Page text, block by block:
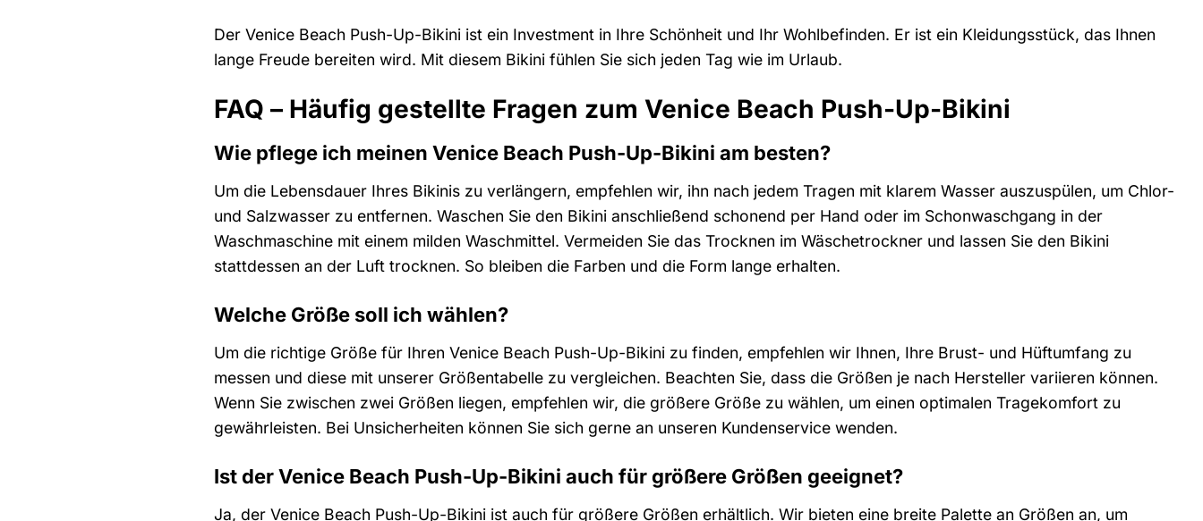
Der Venice Beach Push-Up-Bikini ist ein Investment in Ihre Schönheit und Ihr Wohlbefinden. Er ist ein Kleidungsstück, das Ihnen
lange Freude bereiten wird. Mit diesem Bikini fühlen Sie sich jeden Tag wie im Urlaub.
FAQ – Häufig gestellte Fragen zum Venice Beach Push-Up-Bikini
Wie pflege ich meinen Venice Beach Push-Up-Bikini am besten?
Um die Lebensdauer Ihres Bikinis zu verlängern, empfehlen wir, ihn nach jedem Tragen mit klarem Wasser auszuspülen, um Chlor-
und Salzwasser zu entfernen. Waschen Sie den Bikini anschließend schonend per Hand oder im Schonwaschgang in der
Waschmaschine mit einem milden Waschmittel. Vermeiden Sie das Trocknen im Wäschetrockner und lassen Sie den Bikini
stattdessen an der Luft trocknen. So bleiben die Farben und die Form lange erhalten.
Welche Größe soll ich wählen?
Um die richtige Größe für Ihren Venice Beach Push-Up-Bikini zu finden, empfehlen wir Ihnen, Ihre Brust- und Hüftumfang zu
messen und diese mit unserer Größentabelle zu vergleichen. Beachten Sie, dass die Größen je nach Hersteller variieren können.
Wenn Sie zwischen zwei Größen liegen, empfehlen wir, die größere Größe zu wählen, um einen optimalen Tragekomfort zu
gewährleisten. Bei Unsicherheiten können Sie sich gerne an unseren Kundenservice wenden.
Ist der Venice Beach Push-Up-Bikini auch für größere Größen geeignet?
Ja, der Venice Beach Push-Up-Bikini ist auch für größere Größen erhältlich. Wir bieten eine breite Palette an Größen an, um